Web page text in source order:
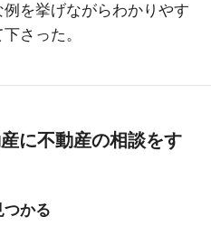
を挙げながらわかりやす
さった。
に不動産の相談をす
かる